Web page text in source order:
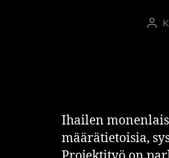
Ihailen
määrätietoisia,